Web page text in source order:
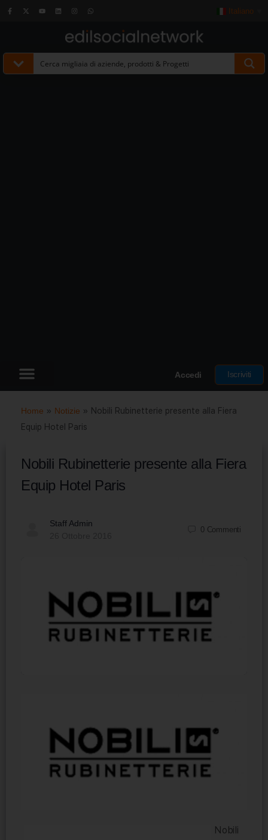
Italiano
Accedi Iscriviti
Home » Notizie » Nobili Rubinetterie presente alla Fiera
Equip Hotel Paris
Nobili Rubinetterie presente alla Fiera
Equip Hotel Paris
Staff Admin
0 Commenti
Nobili